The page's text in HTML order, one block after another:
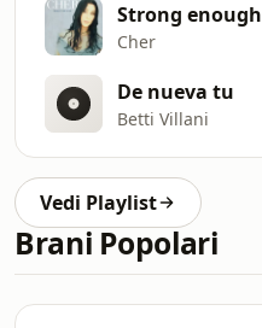
Strong enough
Cher
De nueva tu
Betti Villani
Vedi Playlist
Brani Popolari